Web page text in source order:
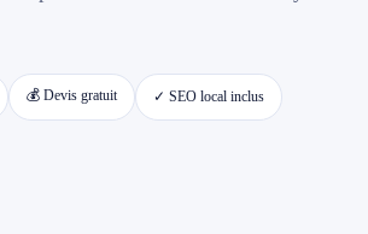
5
💰 Devis gratuit ✓ SEO local inclus